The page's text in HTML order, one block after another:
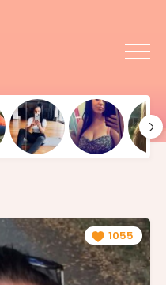
1055